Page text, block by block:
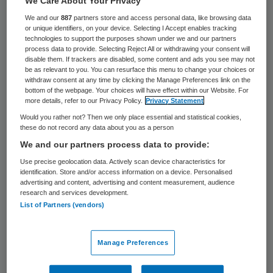
Ik leerde Sjaak kennen in de bus vanuit
Warnsveld op weg naar de Mont Ventoux. In
de bus vertelde hij zijn verhaal. Over zijn
herstel. Hoe hij twee jaar geleden, na
talloze langdurige klinische behandelingen,
een nieuw leven begon in zijn eigen huis in
een gewone straat tussen gewone mensen.
Ambulantisering en herstel
Sjaak’s herstel is een succesverhaal van de
ambulantisering in de ggz. Sinds 2014 heeft
de ggz 30 procent van de bedden
afgebouwd, met de bedoeling dat mensen
We and our887 partners store and access personal data, like browsing data
or unique identifiers, on your device. Selecting I Accept enables tracking
technologies to support the purposes shown under we and our partners
process data to provide. Selecting Reject All or withdrawing your consent will
disable them. If trackers are disabled, some content and ads you see may not
be as relevant to you. You can resurface this menu to change your choices or
withdraw consent at any time by clicking the Manage Preferences link on the
bottom of the webpage. Your choices will have effect within our Website. For
more details, refer to our Privacy Policy.
Privacy Statement
Would you rather not? Then we only place essential and statistical cookies,
these do not record any data about you as a person
We and our partners process data to provide:
Use precise geolocation data. Actively scan device characteristics for
identification. Store and/or access information on a device. Personalised
advertising and content, advertising and content measurement, audience
research and services development.
List of Partners (vendors)
Manage Preferences